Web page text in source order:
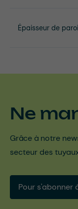
Épaisseur de
Ne
Grâce à notre
secteur des
Pour s'abonner